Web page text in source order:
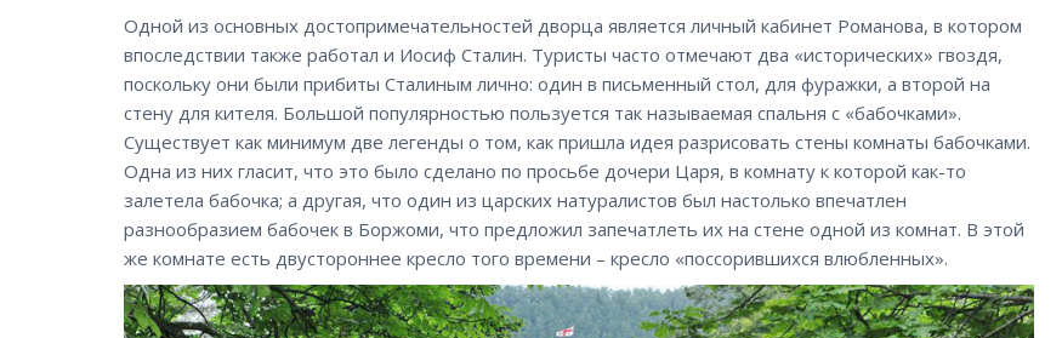
Одной из основных достопримечательностей дворца является личный кабинет Романова, в котором
впоследствии также работал и Иосиф Сталин. Туристы часто отмечают два «исторических» гвоздя,
поскольку они были прибиты Сталиным лично: один в письменный стол, для фуражки, а второй на
стену для кителя. Большой популярностью пользуется так называемая спальня с «бабочками».
Существует как минимум две легенды о том, как пришла идея разрисовать стены комнаты бабочками.
Одна из них гласит, что это было сделано по просьбе дочери Царя, в комнату к которой как-то
залетела бабочка; а другая, что один из царских натуралистов был настолько впечатлен
разнообразием бабочек в Боржоми, что предложил запечатлеть их на стене одной из комнат. В этой
же комнате есть двустороннее кресло того времени – кресло «поссорившихся влюбленных».